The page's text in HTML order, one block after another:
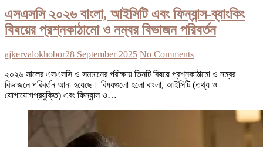
এসএসসি ২০২৬ বাংলা, আইসিটি এবং ফিন্যান্স-ব্যাংকিং
বিষয়ের প্রশ্নকাঠামো ও নম্বর বিভাজন পরিবর্তন
ajkervalokhobor28 September 2025 No Comments
২০২৬ সালের এসএসসি ও সমমানের পরীক্ষায় তিনটি বিষয়ে প্রশ্নকাঠামো ও নম্বর
বিভাজনে পরিবর্তন আনা হয়েছে। বিষয়গুলো হলো বাংলা, আইসিটি (তথ্য ও
যোগাযোগপ্রযুক্তি) এবং ফিন্যান্স ও…